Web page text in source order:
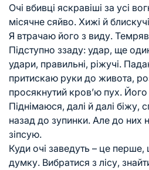
Очі вбивці яскравіші за усі
місячне сяйво. Хижі й
Я втрачаю його з виду.
Підступно ззаду: удар, ще
удари, правильні, ріжучі.
притискаю руки до живота,
просякнутий кров’ю пух. Його
Піднімаюся, далі й далі біжу,
назад до зупинки. Але до них
зіпсую.
Куди очі заведуть – це
думку. Вибратися з лісу,